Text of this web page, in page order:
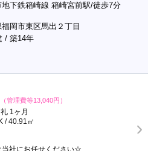
地下鉄箱崎線 箱崎宮前駅/徒歩7分
岡市東区馬出２丁目
/ 築14年
（管理費等13,040円）
1ヶ月
/ 40.91㎡
当社にお任せください☆